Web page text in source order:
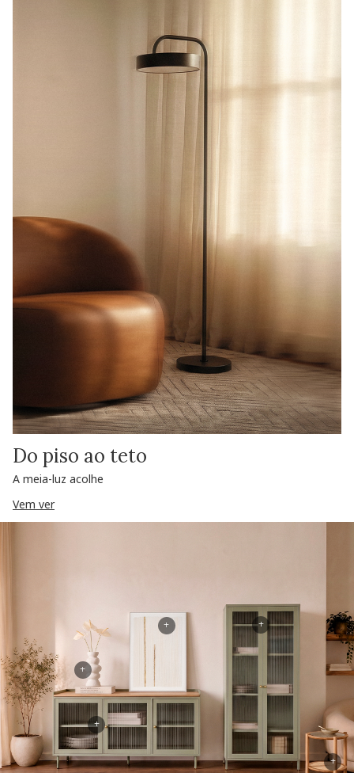
Do piso ao teto
A meia-luz acolhe
Vem ver
+
+
+
+
+